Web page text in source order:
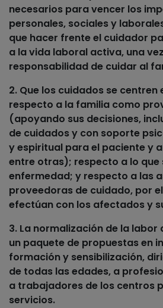
necesarios para vencer los
personales, sociales y
que hacer frente el cuidador
a la vida laboral activa, una
responsabilidad de cuidar al
2. Que los cuidados se centren
respecto a la familia como
(apoyando sus decisiones,
de cuidados y con soporte
y espiritual para el paciente y
entre otras); respecto a lo que
enfermedad; y respecto a las
proveedoras de cuidado, por
efectúan con los afectados y
3. La normalización de la labor
un paquete de propuestas en
formación y sensibilización,
de todas las edades, a
a trabajadores de los centros
servicios.